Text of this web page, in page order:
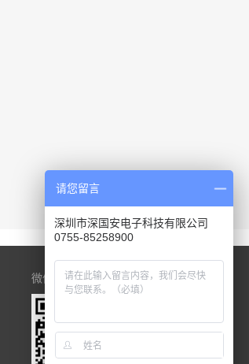
微信公众号
请您留言
深圳市深国安电子科技有限公司
0755-85258900